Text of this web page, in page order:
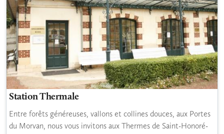
Station Thermale
Entre forêts généreuses, vallons et collines douces, aux Portes
du Morvan, nous vous invitons aux Thermes de Saint-Honoré-